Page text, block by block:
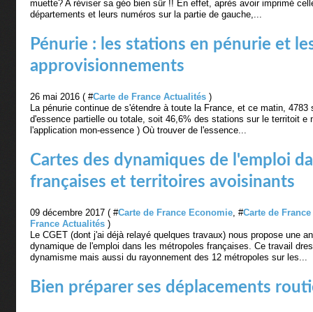
muette? A réviser sa géo bien sûr !! En effet, après avoir imprimé
départements et leurs numéros sur la partie de gauche,...
Pénurie : les stations en pénurie et
approvisionnements
26 mai 2016 ( #Carte de France Actualités )
La pénurie continue de s'étendre à toute la France, et ce matin,
d'essence partielle ou totale, soit 46,6% des stations sur le territoit e
l'application mon-essence ) Où trouver de l'essence...
Cartes des dynamiques de l'emploi
françaises et territoires avoisinants
09 décembre 2017 ( #Carte de France Economie, #Carte de
France Actualités )
Le CGET (dont j'ai déjà relayé quelques travaux) nous propose une
dynamique de l'emploi dans les métropoles françaises. Ce travail
dynamisme mais aussi du rayonnement des 12 métropoles sur les...
Bien préparer ses déplacements